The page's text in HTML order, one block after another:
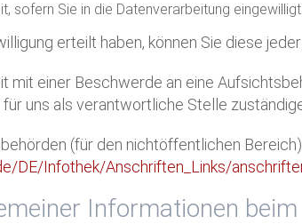
sofern Sie in die Datenverarbeitung
erteilt haben, können Sie diese
mit einer Beschwerde an eine
uns als verantwortliche Stelle
(für den nichtöffentlichen
DE/Infothek/Anschriften_Links/
Informationen